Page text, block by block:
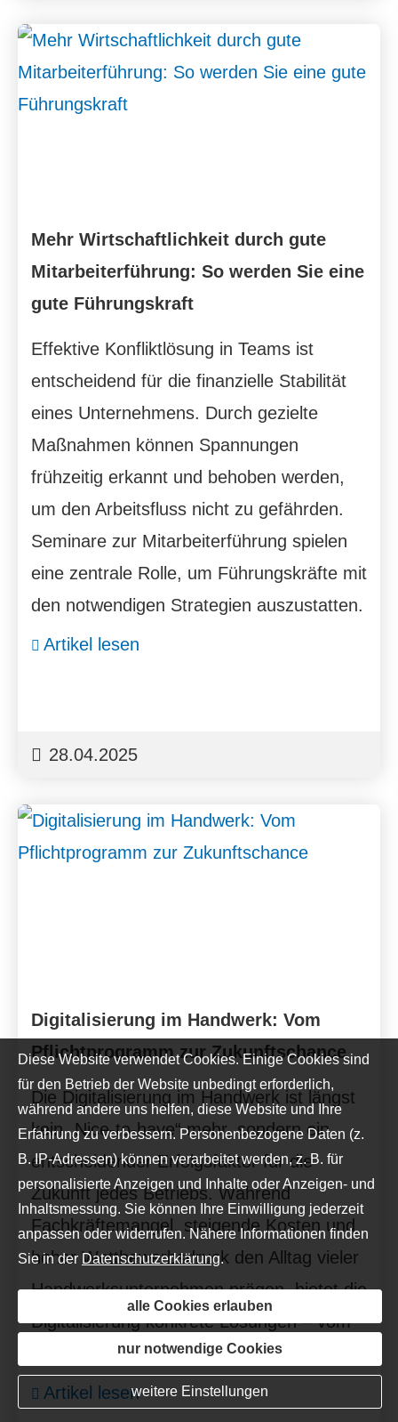
Mehr Wirtschaftlichkeit durch gute
Mitarbeiterführung: So werden Sie eine
gute Führungskraft
Effektive Konfliktlösung in Teams ist
entscheidend für die finanzielle Stabilität
eines Unternehmens. Durch gezielte
Maßnahmen können Spannungen
frühzeitig erkannt und behoben werden,
um den Arbeitsfluss nicht zu gefährden.
Seminare zur Mitarbeiterführung spielen
eine zentrale Rolle, um Führungskräfte mit
den notwendigen Strategien auszustatten.
Artikel lesen
28.04.2025
Digitalisierung im Handwerk: Vom
Pflichtprogramm zur Zukunftschance
Die Digitalisierung im Handwerk ist längst
kein „Nice-to-have“ mehr, sondern ein
entscheidender Erfolgsfaktor für die
Zukunft jedes Betriebs. Während
Fachkräftemangel, steigende Kosten und
hoher Wettbewerbsdruck den Alltag vieler
Handwerksunternehmen prägen, bietet die
Digitalisierung konkrete Lösungen – vom
Büro bis zur Baustelle.
Artikel lesen
Diese Website verwendet Cookies. Einige Cookies sind
für den Betrieb der Website unbedingt erforderlich,
während andere uns helfen, diese Website und Ihre
Erfahrung zu verbessern. Personenbezogene Daten (z.
B. IP-Adressen) können verarbeitet werden, z. B. für
personalisierte Anzeigen und Inhalte oder Anzeigen- und
Inhaltsmessung. Sie können Ihre Einwilligung jederzeit
anpassen oder widerrufen. Nähere Informationen finden
Sie in der Datenschutzerklärung.
alle Cookies erlauben
nur notwendige Cookies
weitere Einstellungen